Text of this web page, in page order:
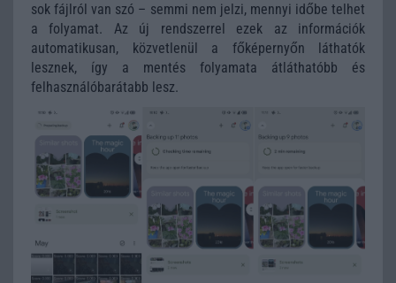
sok fájlról van szó – semmi nem jelzi, mennyi időbe telhet
a folyamat. Az új rendszerrel ezek az információk
automatikusan, közvetlenül a főképernyőn láthatók
lesznek, így a mentés folyamata átláthatóbb és
felhasználóbarátabb lesz.